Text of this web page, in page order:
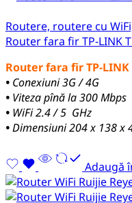
Routere, routere cu
Router fara fir TP-LINK
Router fara fir TP-LINK
• Conexiuni 3G / 4G
• Viteza pînă la 300 Mbps
• WiFi 2.4 / 5 GHz
•Dimensiuni 204 x 138 x
Adaugă